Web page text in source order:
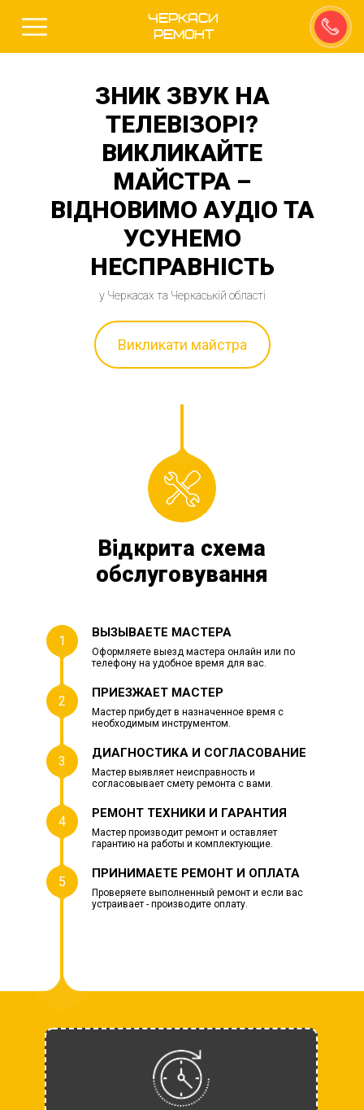
Черкаси
Ремонт
ЗНИК ЗВУК НА
ТЕЛЕВІЗОРІ?
ВИКЛИКАЙТЕ
МАЙСТРА –
ВІДНОВИМО АУДІО ТА
УСУНЕМО
НЕСПРАВНІСТЬ
у Черкасах та Черкаській області
Викликати майстра
Відкрита схема
обслуговування
1
ВЫЗЫВАЕТЕ МАСТЕРА
Оформляете выезд мастера онлайн или по
телефону на удобное время для вас.
2
ПРИЕЗЖАЕТ МАСТЕР
Мастер прибудет в назначенное время с
необходимым инструментом.
3
ДИАГНОСТИКА И СОГЛАСОВАНИЕ
Мастер выявляет неисправность и
согласовывает смету ремонта с вами.
4
РЕМОНТ ТЕХНИКИ И ГАРАНТИЯ
Мастер производит ремонт и оставляет
гарантию на работы и комплектующие.
5
ПРИНИМАЕТЕ РЕМОНТ И ОПЛАТА
Проверяете выполненный ремонт и если вас
устраивает - производите оплату.